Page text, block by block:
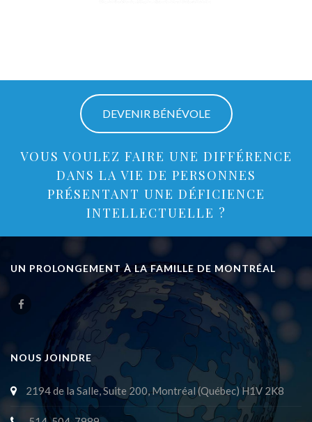
DEVENIR BÉNÉVOLE
VOUS VOULEZ FAIRE UNE DIFFÉRENCE
DANS LA VIE DE PERSONNES
PRÉSENTANT UNE DÉFICIENCE
INTELLECTUELLE ?
UN PROLONGEMENT À LA FAMILLE DE MONTRÉAL
NOUS JOINDRE
2194 de la Salle, Suite 200, Montréal (Québec) H1V 2K8